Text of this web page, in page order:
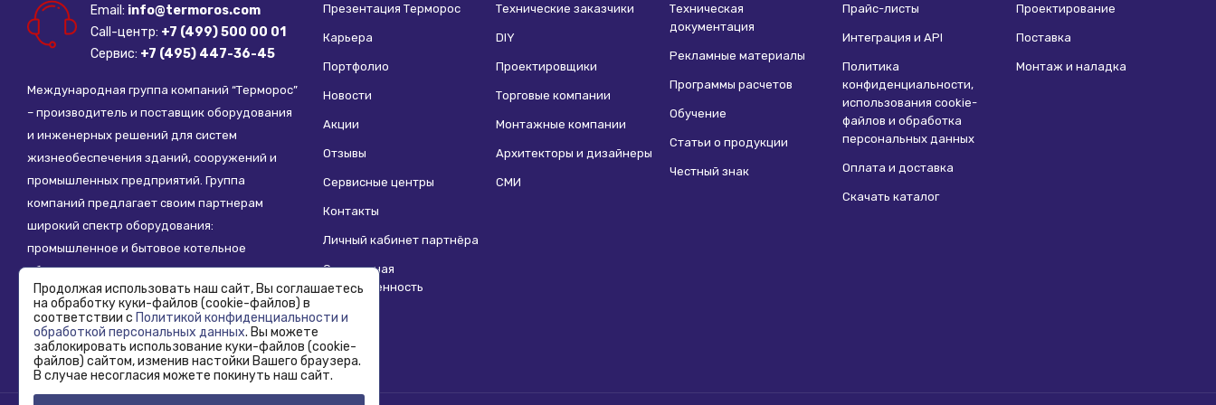
Email: info@termoros.com
Call-центр: +7 (499) 500 00 01
Сервис: +7 (495) 447-36-45
Международная группа компаний “Терморос”
– производитель и поставщик оборудования
и инженерных решений для систем
жизнеобеспечения зданий, сооружений и
промышленных предприятий. Группа
компаний предлагает своим партнерам
широкий спектр оборудования:
промышленное и бытовое котельное
оборудование, системы отопления,
водоснабжения, водоподготовки и другие
инженерные системы.
Презентация Терморос
Карьера
Портфолио
Новости
Акции
Отзывы
Сервисные центры
Контакты
Личный кабинет партнёра
Социальная
ответственность
Технические заказчики
DIY
Проектировщики
Торговые компании
Монтажные компании
Архитекторы и дизайнеры
СМИ
Техническая
документация
Рекламные материалы
Программы расчетов
Обучение
Статьи о продукции
Честный знак
Прайс-листы
Интеграция и API
Политика
конфиденциальности,
использования сookie-
файлов и обработка
персональных данных
Оплата и доставка
Скачать каталог
Проектирование
Поставка
Монтаж и наладка
Продолжая использовать наш сайт, Вы соглашаетесь
на обработку куки-файлов (cookie-файлов) в
соответствии с Политикой конфиденциальности и
обработкой персональных данных. Вы можете
заблокировать использование куки-файлов (cookie-
файлов) сайтом, изменив настойки Вашего браузера.
В случае несогласия можете покинуть наш сайт.